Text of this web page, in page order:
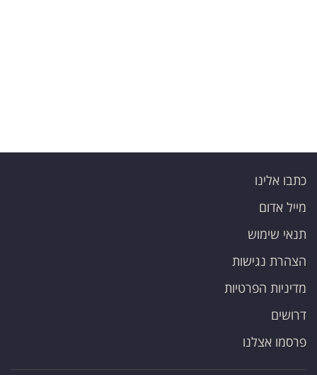
כתבו אלינו
מייל אדום
תנאי שימוש
הצהרת נגישות
מדיניות הפרטיות
דרושים
פרסמו אצלנו